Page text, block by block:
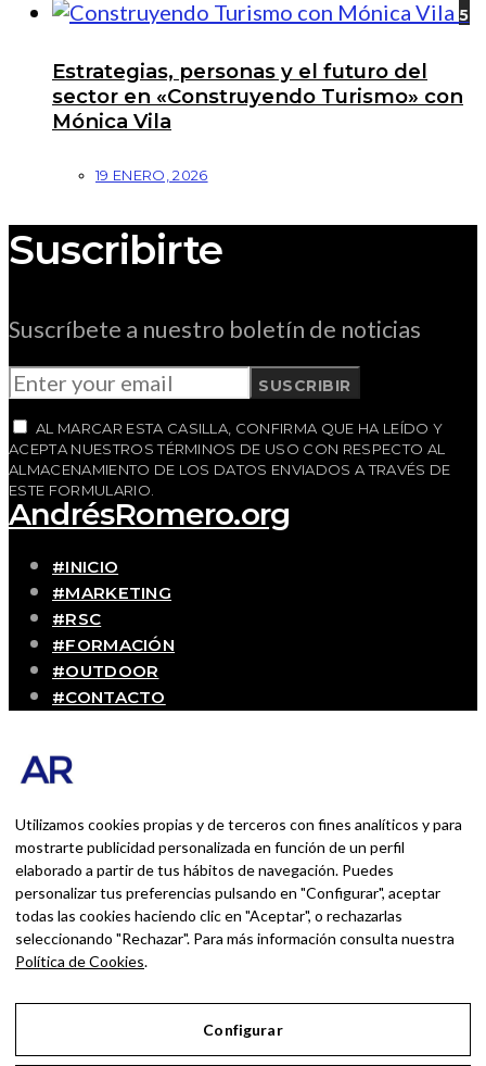
5
Estrategias, personas y el futuro del
sector en «Construyendo Turismo» con
Mónica Vila
19 ENERO, 2026
Suscribirte
Suscríbete a nuestro boletín de noticias
SUSCRIBIR
AL MARCAR ESTA CASILLA, CONFIRMA QUE HA LEÍDO Y
ACEPTA NUESTROS TÉRMINOS DE USO CON RESPECTO AL
ALMACENAMIENTO DE LOS DATOS ENVIADOS A TRAVÉS DE
ESTE FORMULARIO.
AndrésRomero.org
#INICIO
#MARKETING
#RSC
#FORMACIÓN
#OUTDOOR
#CONTACTO
Blog personal y profesional de Andrés Romero.
persona que disfruta con lo que hace cada día
BUSCAR POR:
BUSCAR
Ingresa las palabras de la búsqueda y presiona
Enter.
Utilizamos cookies propias y de terceros con fines analíticos y para
mostrarte publicidad personalizada en función de un perfil
elaborado a partir de tus hábitos de navegación. Puedes
personalizar tus preferencias pulsando en "Configurar", aceptar
todas las cookies haciendo clic en "Aceptar", o rechazarlas
seleccionando "Rechazar". Para más información consulta nuestra
Política de Cookies.
Configurar
Aviso Legal